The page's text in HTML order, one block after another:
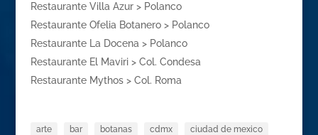
Restaurante Villa Azur > Polanco
Restaurante Ofelia Botanero > Polanco
Restaurante La Docena > Polanco
Restaurante El Maviri > Col. Condesa
Restaurante Mythos > Col. Roma
arte bar botanas cdmx
ciudad de mexico